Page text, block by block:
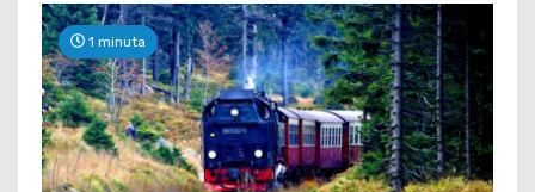
1 minuta